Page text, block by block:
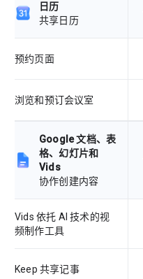
日历
共享日历
预约页面
浏览和预订会议室
Google 文档、表
格、幻灯片和
Vids
协作创建内容
Vids 依托 AI 技术的视
频制作工具
Keep 共享记事